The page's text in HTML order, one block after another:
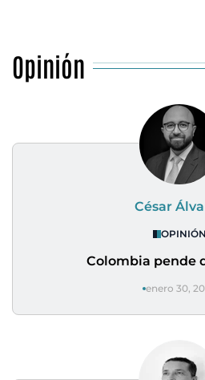
Opinión
César
OPINIÓN
Colombia pende
enero 30,